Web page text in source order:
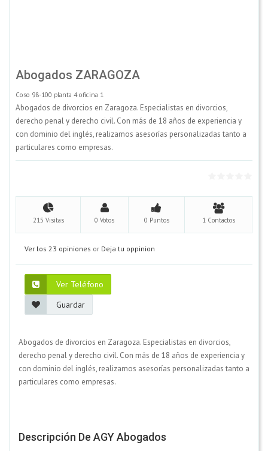
Abogados ZARAGOZA
Coso 98-100 planta 4 oficina 1
Abogados de divorcios en Zaragoza. Especialistas en divorcios,
derecho penal y derecho civil. Con más de 18 años de experiencia y
con dominio del inglés, realizamos asesorías personalizadas tanto a
particulares como empresas.
215 Visitas 0 Votos 0 Puntos 1 Contactos
Ver los 23 opiniones or Deja tu oppinion
Ver Teléfono
Guardar
Abogados de divorcios en Zaragoza. Especialistas en divorcios,
derecho penal y derecho civil. Con más de 18 años de experiencia y
con dominio del inglés, realizamos asesorías personalizadas tanto a
particulares como empresas.
Descripción De AGY Abogados